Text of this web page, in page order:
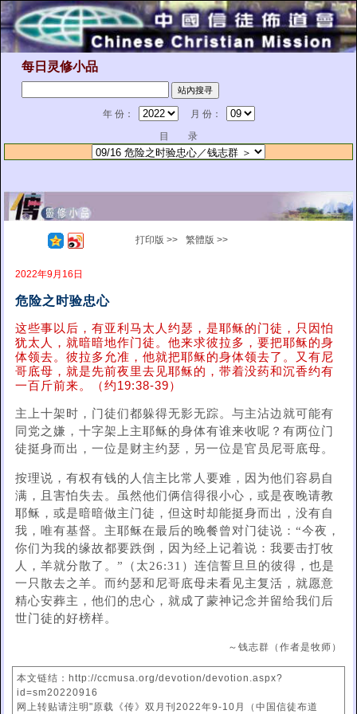
每日灵修小品
年 份：
月 份：
目 录
打印版 >> 繁體版 >>
2022年9月16日
危险之时验忠心
这些事以后，有亚利马太人约瑟，是耶稣的门徒，只因怕
犹太人，就暗暗地作门徒。他来求彼拉多，要把耶稣的身
体领去。彼拉多允准，他就把耶稣的身体领去了。又有尼
哥底母，就是先前夜里去见耶稣的，带着没药和沉香约有
一百斤前来。（约19:38-39）
主上十架时，门徒们都躲得无影无踪。与主沾边就可能有
同党之嫌，十字架上主耶稣的身体有谁来收呢？有两位门
徒挺身而出，一位是财主约瑟，另一位是官员尼哥底母。
按理说，有权有钱的人信主比常人要难，因为他们容易自
满，且害怕失去。虽然他们俩信得很小心，或是夜晚请教
耶稣，或是暗暗做主门徒，但这时却能挺身而出，没有自
我，唯有基督。主耶稣在最后的晚餐曾对门徒说：“今夜，
你们为我的缘故都要跌倒，因为经上记着说：我要击打牧
人，羊就分散了。”（太26:31）连信誓旦旦的彼得，也是
一只散去之羊。而约瑟和尼哥底母未看见主复活，就愿意
精心安葬主，他们的忠心，就成了蒙神记念并留给我们后
世门徒的好榜样。
～钱志群（作者是牧师）
本文链结：http://ccmusa.org/devotion/devotion.aspx?
id=sm20220916
网上转贴请注明"原载《传》双月刊2022年9-10月（中国信徒布道